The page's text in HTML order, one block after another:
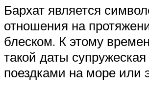
Бархат является
отношения на
блеском. К этому
такой даты
поездками на море или